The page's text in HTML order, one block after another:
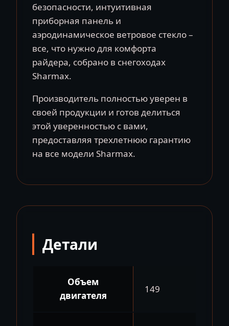
безопасности, интуитивная
приборная панель и
аэродинамическое ветровое стекло –
все, что нужно для комфорта
райдера, собрано в снегоходах
Sharmax.
Производитель полностью уверен в
своей продукции и готов делиться
этой уверенностью с вами,
предоставляя трехлетнюю гарантию
на все модели Sharmax.
Детали
Объем
двигателя
149